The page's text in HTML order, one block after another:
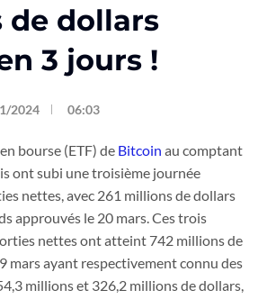
dollars
3 jours !
2024 06:03
bourse (ETF) de Bitcoin au comptant
ont subi une troisième journée
nettes, avec 261 millions de dollars
approuvés le 20 mars. Ces trois
nettes ont atteint 742 millions de
mars ayant respectivement connu des
millions et 326,2 millions de dollars,